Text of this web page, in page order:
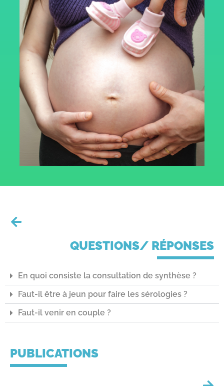
QUESTIONS/ RÉPONSES
En quoi consiste la consultation de synthèse ?
Faut-il être à jeun pour faire les sérologies ?
Faut-il venir en couple ?
PUBLICATIONS